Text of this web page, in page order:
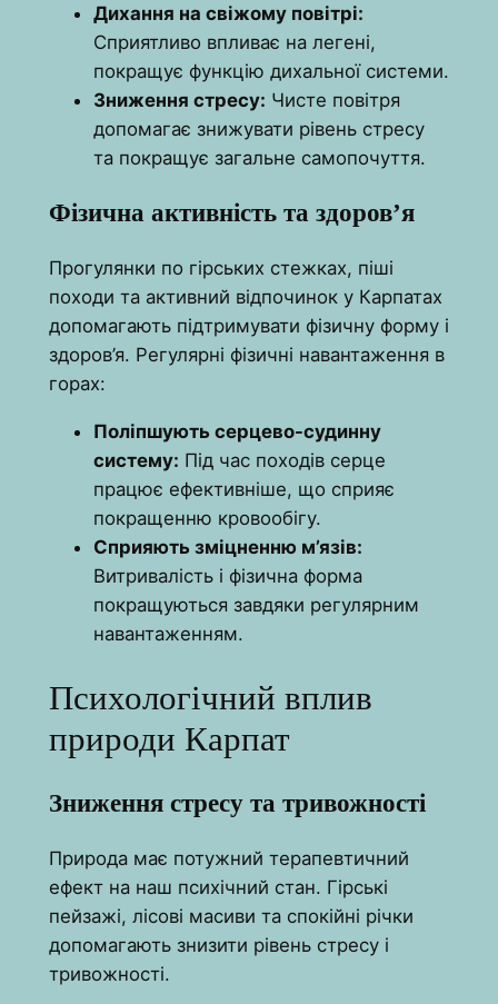
Дихання на свіжому повітрі:
Сприятливо впливає на легені,
покращує функцію дихальної системи.
Зниження стресу: Чисте повітря
допомагає знижувати рівень стресу
та покращує загальне самопочуття.
Фізична активність та здоров’я
Прогулянки по гірських стежках, піші
походи та активний відпочинок у Карпатах
допомагають підтримувати фізичну форму і
здоров’я. Регулярні фізичні навантаження в
горах:
Поліпшують серцево-судинну
систему: Під час походів серце
працює ефективніше, що сприяє
покращенню кровообігу.
Сприяють зміцненню м’язів:
Витривалість і фізична форма
покращуються завдяки регулярним
навантаженням.
Психологічний вплив
природи Карпат
Зниження стресу та тривожності
Природа має потужний терапевтичний
ефект на наш психічний стан. Гірські
пейзажі, лісові масиви та спокійні річки
допомагають знизити рівень стресу і
тривожності.